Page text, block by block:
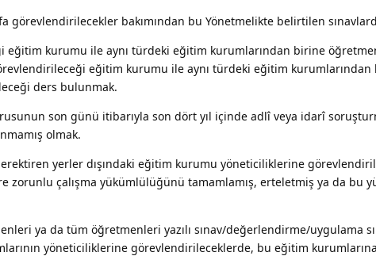
görevlendirilecekler bakımından bu Yönetmelikte belirtilen
eğitim kurumu ile aynı türdeki eğitim kurumlarından birine
eğitim kurumu ile aynı türdeki eğitim kurumlarından
ders bulunmak.
son günü itibarıyla son dört yıl içinde adlî veya idarî
olmak.
yerler dışındaki eğitim kurumu yöneticiliklerine
zorunlu çalışma yükümlülüğünü tamamlamış, erteletmiş ya da bu
ya da tüm öğretmenleri yazılı sınav/değerlendirme/uygulama
yöneticiliklerine görevlendirileceklerde, bu eğitim